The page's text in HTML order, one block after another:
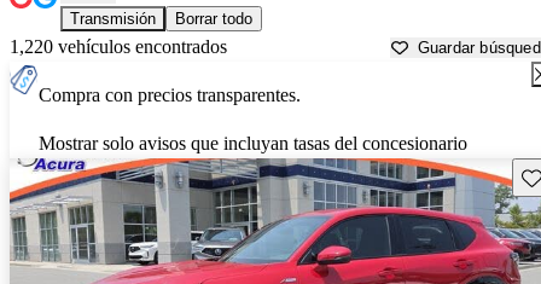
Transmisión Borrar todo
1,220 vehículos encontrados Guardar
Compra con precios transparentes.
Mostrar solo avisos que incluyan tasas del concesionario